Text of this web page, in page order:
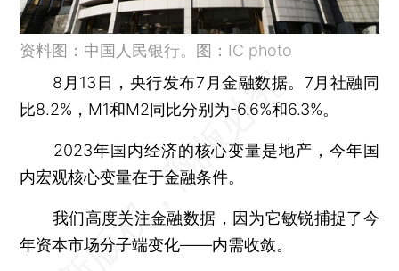
资料图：中国人民银行。图：IC photo
8月13日，央行发布7月金融数据。7月社融同
比8.2%，M1和M2同比分别为-6.6%和6.3%。
2023年国内经济的核心变量是地产，今年国
内宏观核心变量在于金融条件。
我们高度关注金融数据，因为它敏锐捕捉了今
年资本市场分子端变化——内需收敛。